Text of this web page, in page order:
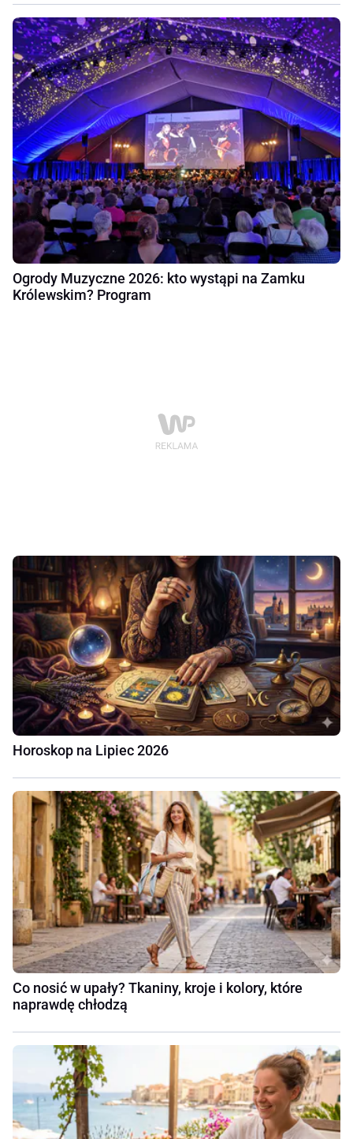
Ogrody Muzyczne 2026: kto wystąpi na Zamku
Królewskim? Program
Horoskop na Lipiec 2026
Co nosić w upały? Tkaniny, kroje i kolory, które
naprawdę chłodzą